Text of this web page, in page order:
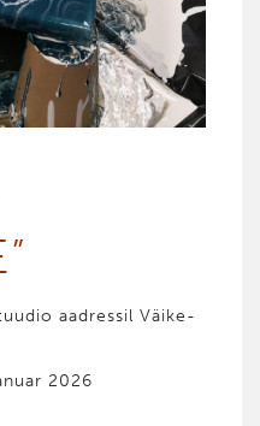
aadressil Väike-
2026